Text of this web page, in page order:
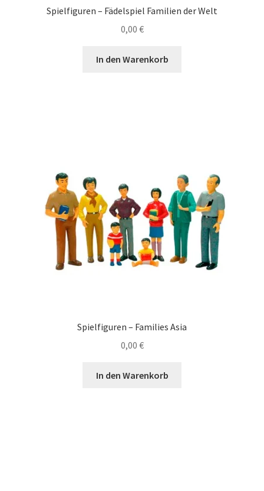
Spielfiguren – Fädelspiel Familien der Welt
0,00 €
In den Warenkorb
Spielfiguren – Families Asia
0,00 €
In den Warenkorb